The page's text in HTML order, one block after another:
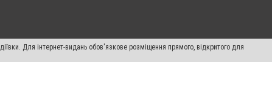
Для інтернет-видань обов'язкове розміщення прямого, відкритого для